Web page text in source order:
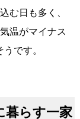
む日も多く、
温がマイナス
です。
暮らす一家